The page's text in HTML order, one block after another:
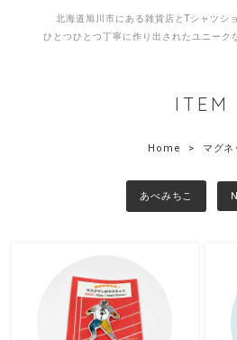
北海道旭川市にある雑貨店とTシャツシ
ひとつひとつ丁寧に作り出されたユニーク
ITEM
Home マグネ
あべみちこ